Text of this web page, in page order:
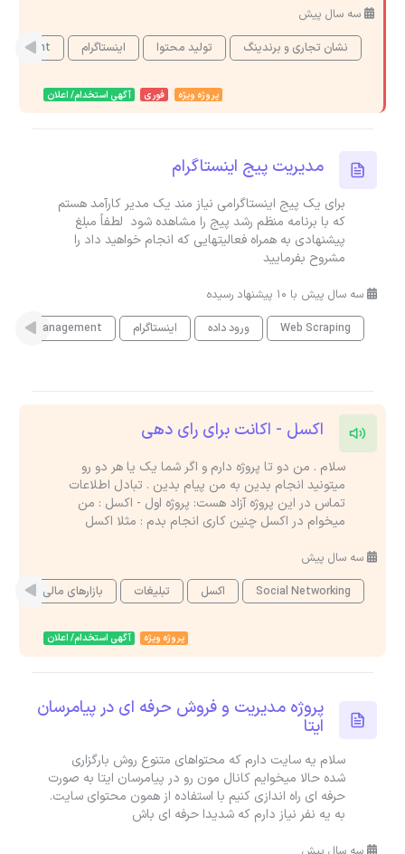
سه سال پیش
نشان تجاری و برندینگ
تولید محتوا اینستاگرام
پروژه ویژه فوری آگهی استخدام/ اعلان
مدیریت پیج اینستاگرام
برای یک پیج اینستاگرامی نیاز مند یک مدیر کارآمد هستم
که با برنامه منظم رشد پیج را مشاهده شود لطفاً مبلغ
پیشنهادی به همراه فعالیتهایی که انجام خواهید داد را
مشروح بفرمایید
سه سال پیش با 10 پیشنهاد رسیده
Web Scraping
ورود داده اینستاگرام Management
اکسل - اکانت برای رای دهی
سلام . من دو تا پروژه دارم و اگر شما یک یا هر دو رو
میتونید انجام بدین به من پیام بدین . تبادل اطلاعات
تماس در این پروژه آزاد هست: پروژه اول - اکسل : من
میخوام در اکسل چنین کاری انجام بدم : مثلا اکسل
سه سال پیش
Social Networking
اکسل تبلیغات بازارهای مالی
پروژه ویژه آگهی استخدام/ اعلان
پروژه مدیریت و فروش حرفه ای در پیامرسان
ایتا
سلام یه سایت دارم که محتواهای متنوع روش بارگزاری
شده حالا میخوایم کانال مون رو در پیامرسان ایتا به صورت
حرفه ای راه اندازی کنیم با استفاده از همون محتوای سایت.
به یه نفر نیاز دارم که شدیدا حرفه ای باش